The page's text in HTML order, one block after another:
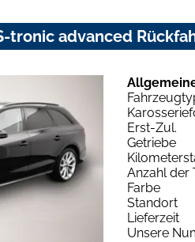
tronic advanced
Erst-Zul.
Getriebe
Anzahl der
Farbe
Standort
Lieferzeit
Unsere